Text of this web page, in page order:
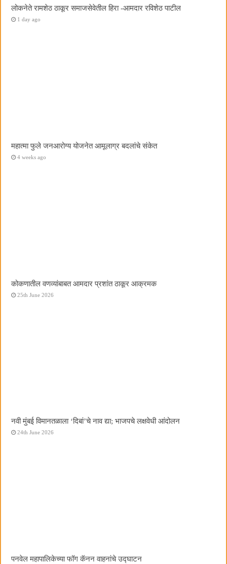
लोकनेते रामशेठ ठाकूर समाजसेवेतील हिरा -आमदार रविशेठ पाटील
1 day ago
महात्मा फुले जनआरोग्य योजनेत आमूलाग्र बदलांचे संकेत
4 weeks ago
कोकणातील वणव्यांबाबत आमदार प्रशांत ठाकूर आक्रमक
25th June 2026
नवी मुंबई विमानतळाला ‌‘दिबां‌’चे नाव द्या; भाजपचे लक्षवेधी आंदोलन
24th June 2026
पनवेल महापालिकेच्या फॉग कॅनन वाहनांचे उद्घाटन